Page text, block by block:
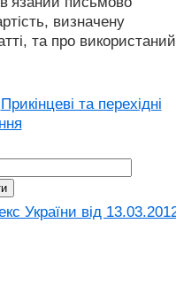
визначену
та про використаний
Прикінцеві та перехідні
України від